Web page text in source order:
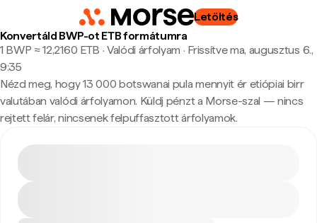
Letöltés
Konvertáld BWP-ot ETB formátumra
1 BWP ≈ 12,2160 ETB · Valódi árfolyam · Frissítve ma, augusztus 6.,
9:35
Nézd meg, hogy 13 000 botswanai pula mennyit ér etiópiai birr
valutában valódi árfolyamon. Küldj pénzt a Morse-szal — nincs
rejtett felár, nincsenek felpuffasztott árfolyamok.